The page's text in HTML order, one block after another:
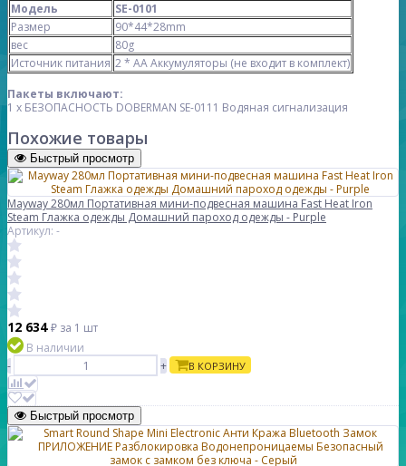
Модель
SE-0101
Размер
90*44*28mm
вес
80g
Источник питания 2 * AA Аккумуляторы (не входит в комплект)
Пакеты включают:
1 x БЕЗОПАСНОСТЬ DOBERMAN SE-0111 Водяная сигнализация
Похожие товары
Быстрый просмотр
Mayway 280мл Портативная мини-подвесная машина Fast Heat Iron
Steam Глажка одежды Домашний пароход одежды - Purple
Артикул: -
12 634₽ за 1 шт
В наличии
-
+ В КОРЗИНУ
Быстрый просмотр